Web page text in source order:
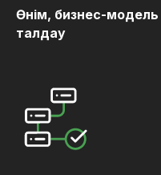
Өнім, бизнес-модель
талдау